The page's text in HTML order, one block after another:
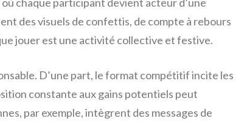
des visuels de confettis, de compte à rebours
jouer est une activité collective et festive.
D’une part, le format compétitif incite les
constante aux gains potentiels peut
par exemple, intègrent des messages de